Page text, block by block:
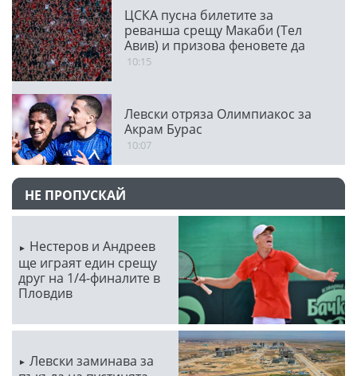
ЦСКА пусна билетите за
реванша срещу Макаби (Тел
Авив) и призова феновете да
напълнят Националния стадион
10:15
Левски отряза Олимпиакос за
Акрам Бурас
10:07
НЕ ПРОПУСКАЙ
Нестеров и Андреев
ще играят един срещу
друг на 1/4-финалите в
Пловдив
Левски заминава за